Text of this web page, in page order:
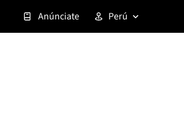
Anúnciate Perú